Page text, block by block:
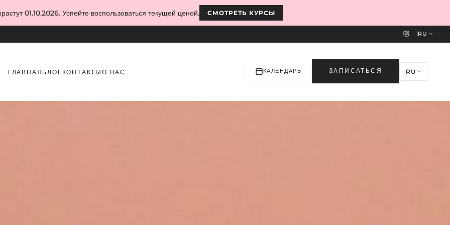
RU
ГЛАВНАЯ БЛОГ КОНТАКТЫО НАС КАЛЕНДАРЬ ЗАПИСАТЬСЯ RU
01.10.2026. Успейте воспользоваться текущей ценой. СМОТРЕТЬ КУРСЫ